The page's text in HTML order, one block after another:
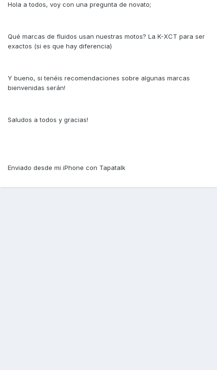
Hola a todos, voy con una pregunta de novato;
Qué marcas de fluidos usan nuestras motos? La K-XCT para ser
exactos (si es que hay diferencia)
Y bueno, si tenéis recomendaciones sobre algunas marcas
bienvenidas serán!
Saludos a todos y gracias!
Enviado desde mi iPhone con Tapatalk